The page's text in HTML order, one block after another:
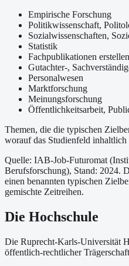
Empirische Forschung
Politikwissenschaft,
Sozialwissenschaften,
Statistik
Fachpublikationen erstellen
Gutachter-,
Personalwesen
Marktforschung
Meinungsforschung
Öffentlichkeitsarbeit,
Themen, die die typischen
worauf das Studienfeld inhaltlich
Quelle: IAB-Job-Futuromat
Berufsforschung), Stand: 2024.
einen benannten typischen
gemischte Zeitreihen.
Die Hochschule
Die Ruprecht-Karls-Universität
öffentlich-rechtlicher Trägerschaft